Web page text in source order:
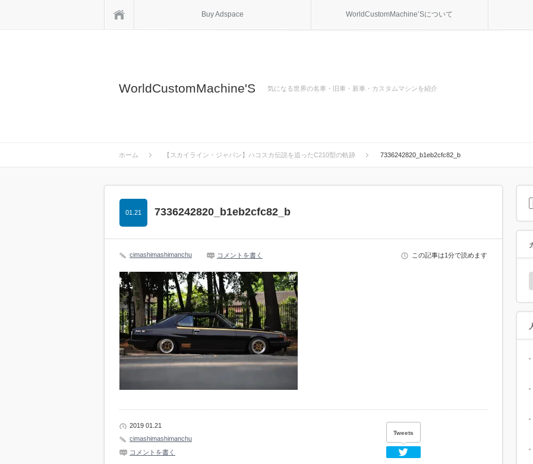
Buy Adspace WorldCustomMachine’Sについて
WorldCustomMachine'S 気になる世界の名車・旧車・新車・カスタムマシンを紹介
ホーム 【スカイライン・ジャパン】ハコスカ伝説を追ったC210型の軌跡 7336242820_b1eb2cfc82_b
7336242820_b1eb2cfc82_b
01.21
cimashimashimanchu コメントを書く この記事は1分で読めます
2019 01.21
cimashimashimanchu
コメントを書く
Tweets